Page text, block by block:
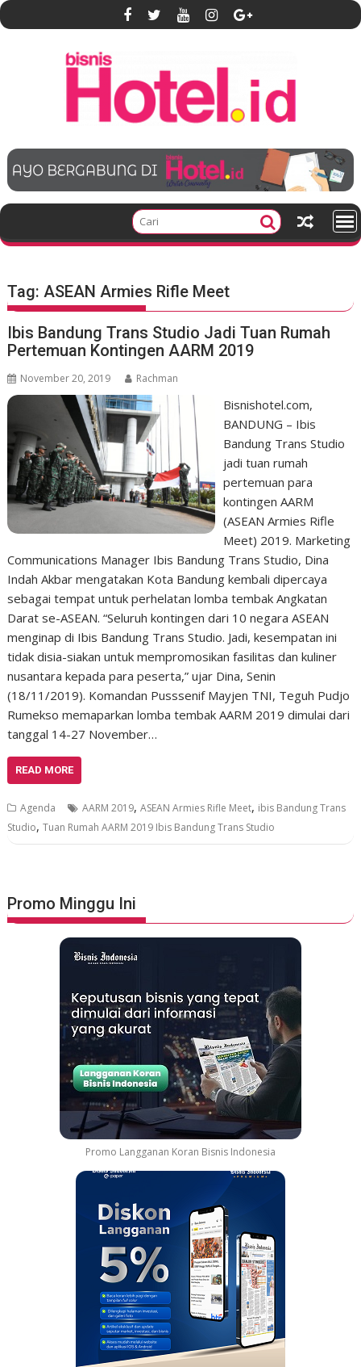
S
k
e
t
Tag:ASEAN Armies Rifle Meet
Ibis Bandung Trans Studio Jadi Tuan Rumah
Pertemuan Kontingen AARM 2019
November 20, 2019 Rachman
Bisnishotel.com,
BANDUNG – Ibis
Bandung Trans Studio
jadi tuan rumah
pertemuan para
kontingen AARM
(ASEAN Armies Rifle
Meet) 2019. Marketing
Communications Manager Ibis Bandung Trans Studio, Dina
Indah Akbar mengatakan Kota Bandung kembali dipercaya
sebagai tempat untuk perhelatan lomba tembak Angkatan
Darat se-ASEAN. “Seluruh kontingen dari 10 negara ASEAN
menginap di Ibis Bandung Trans Studio. Jadi, kesempatan ini
tidak disia-siakan untuk mempromosikan fasilitas dan kuliner
nusantara kepada para peserta,” ujar Dina, Senin
(18/11/2019). Komandan Pusssenif Mayjen TNI, Teguh Pudjo
Rumekso memaparkan lomba tembak AARM 2019 dimulai dari
tanggal 14-27 November…
READ MORE
Agenda AARM 2019,ASEAN Armies Rifle Meet, ibis Bandung Trans
Studio,Tuan Rumah AARM 2019 Ibis Bandung Trans Studio
Promo Minggu Ini
Promo Langganan Koran Bisnis Indonesia